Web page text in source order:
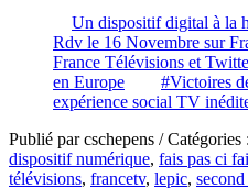
Un dispositif digital à la
Rdv le 16 Novembre sur
France Télévisions et
en Europe
#Victoires
expérience social TV
Publié par cschepens / Catégories :
dispositif numérique, fais pas ci
télévisions, francetv, lepic, second